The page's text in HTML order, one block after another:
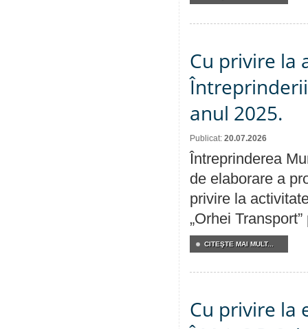
Cu privire la
anul 2025.
Publicat: 20.07.2026
Întreprinderea
de elaborare a
privire la
„Orhei
CITEŞTE MAI MULT...
Cu privire la